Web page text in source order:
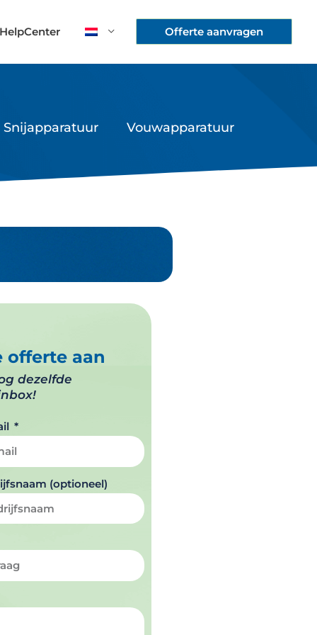
HelpCenter Offerte aanvragen
Snijapparatuur Vouwapparatuur
offerte aan
dezelfde
(optioneel)